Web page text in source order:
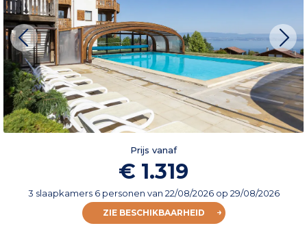
Prijs vanaf
€ 1.319
3 slaapkamers 6 personen van 22/08/2026op 29/08/2026
ZIE BESCHIKBAARHEID